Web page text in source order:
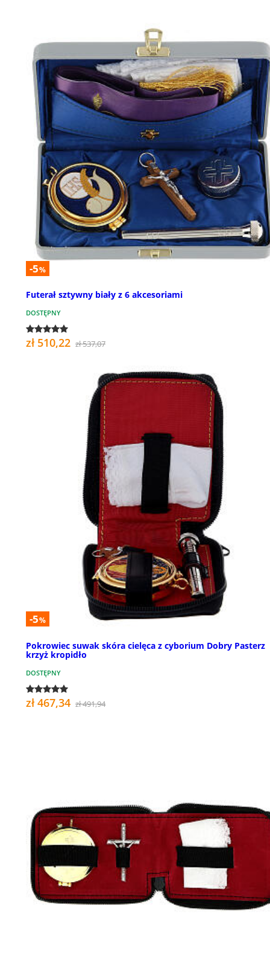
-5%
Futerał sztywny biały z 6 akcesoriami
DOSTĘPNY
zł 510,22 zł 537,07
-5%
Pokrowiec suwak skóra cielęca z cyborium Dobry Pasterz
krzyż kropidło
DOSTĘPNY
zł 467,34 zł 491,94